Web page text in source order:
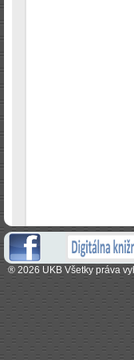
® 2026 UKB Všetky práva